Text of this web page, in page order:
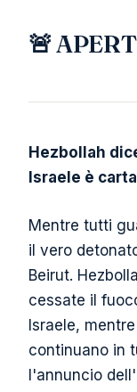
🚨
Hezbollah
Israele è
Mentre tutti
il vero
Beirut.
cessate il
Israele,
continuano in
l'annuncio